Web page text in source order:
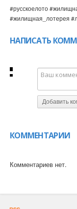
#русскоелото
#жилищная_лотерея
НАПИСАТЬ
Добавить
КОММЕНТАРИИ
Комментариев нет.